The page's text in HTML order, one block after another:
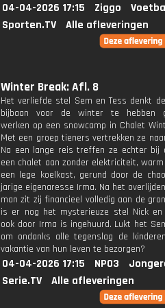
04-04-2026 17:15 Ziggo
Sporten.TV
Alle afleveringen
Winter Break: Afl. 8
Het verliefde stel Sem en Tess denkt
bijbaan voor de winter te hebben
werken op een snowcamp in Chalet
Met een groep tieners vertrekken ze
Na een lange reis treffen ze echter bij
een chalet aan zonder elektriciteit,
een lege koelkast, gerund door de
jarige eigenaresse Irma. Na het
man zit zij financieel volledig aan de
is er nog het mysterieuze stel Nick
ook door Irma is ingehuurd. Lukt het
om ondanks alle tegenslag de
vakantie van hun leven te bezorgen?
04-04-2026 17:15 NPO3
Serie.TV
Alle afleveringen